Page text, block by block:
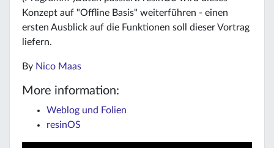
Konzept auf "Offline Basis" weiterführen - einen
ersten Ausblick auf die Funktionen soll dieser Vortrag
liefern.
By Nico Maas
More information:
Weblog und Folien
resinOS